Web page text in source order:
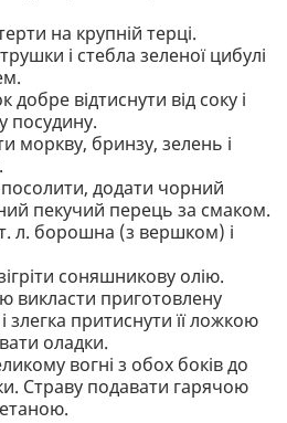
на крупній терці.
і стебла зеленої цибулі
відтиснути від соку і
посудину.
моркву, бринзу, зелень і
додати чорний
пекучий перець за смаком.
л. борошна (з вершком) і
соняшникову олію.
викласти приготовлену
злегка притиснути її ложкою
оладки.
вогні з обох боків до
Страву подавати гарячою